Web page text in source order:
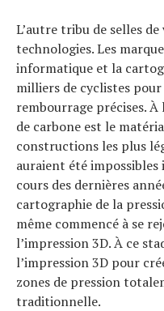
L’autre tribu de selles
technologies. Les
informatique et la
milliers de cyclistes pour
rembourrage précises.
de carbone est le
constructions les plus
auraient été impossibles
cours des dernières
cartographie de la
même commencé à se
l’impression 3D. À ce
l’impression 3D pour
zones de pression
traditionnelle.